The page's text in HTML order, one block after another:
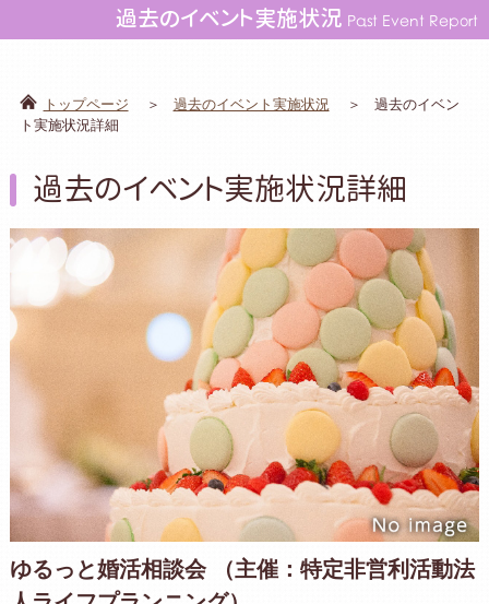
過去のイベント実施状況 Past Event Report
トップページ 過去のイベント実施状況
過去のイベン
ト実施状況詳細
過去のイベント実施状況詳細
ゆるっと婚活相談会 （主催：特定非営利活動法